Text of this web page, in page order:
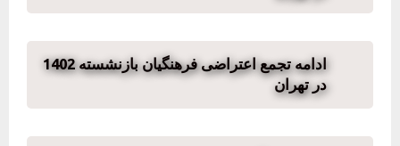
ادامه تجمع اعتراضی فرهنگیان بازنشسته 1402
در تهران